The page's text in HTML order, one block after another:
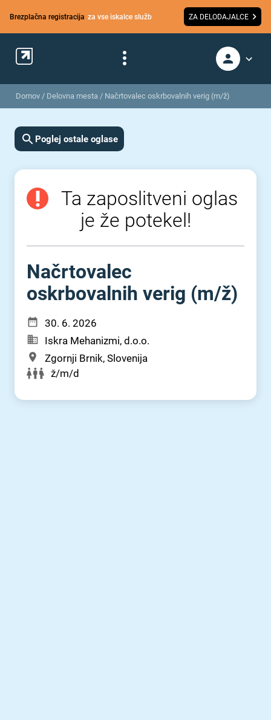
Brezplačna registracija za vse iskalce služb ZA DELODAJALCE
Domov / Delovna mesta / Načrtovalec oskrbovalnih verig (m/ž)
Poglej ostale oglase
Ta zaposlitveni oglas
je že potekel!
Načrtovalec
oskrbovalnih verig (m⁠/⁠ž)
30. 6. 2026
Iskra Mehanizmi, d.o.o.
Zgornji Brnik, Slovenija
ž/m/d